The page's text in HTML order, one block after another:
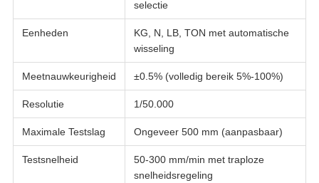
selectie
Eenheden
KG, N, LB, TON met automatische
wisseling
Meetnauwkeurigheid ±0.5% (volledig bereik 5%-100%)
Resolutie 1/50.000
Maximale Testslag Ongeveer 500 mm (aanpasbaar)
Testsnelheid
50-300 mm/min met traploze
snelheidsregeling